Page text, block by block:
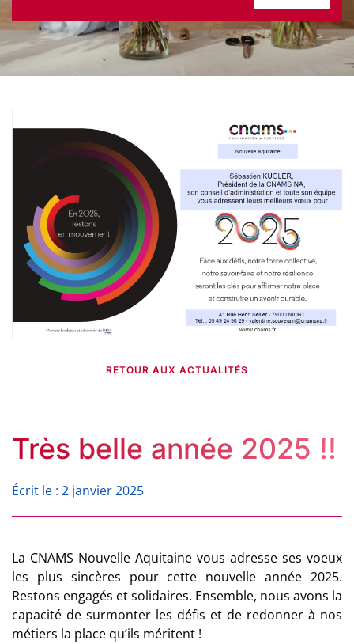
RETOUR AUX ACTUALITÉS
Très belle année 2025 !!
Écrit le : 2 janvier 2025
La CNAMS Nouvelle Aquitaine vous adresse ses voeux
les plus sincères pour cette nouvelle année 2025.
Restons engagés et solidaires. Ensemble, nous avons la
capacité de surmonter les défis et de redonner à nos
métiers la place qu’ils méritent !